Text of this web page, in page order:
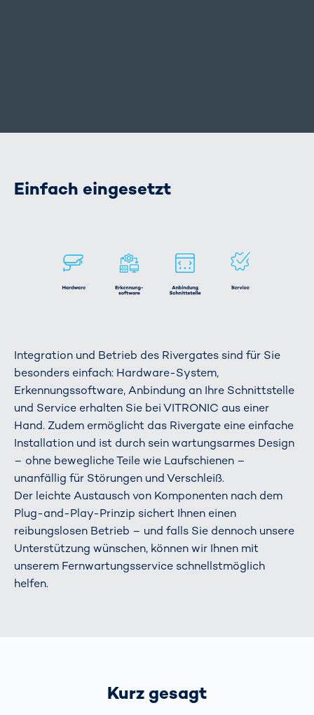
Einfach eingesetzt
Integration und Betrieb des Rivergates sind für Sie
besonders einfach: Hardware-System,
Erkennungssoftware, Anbindung an Ihre Schnittstelle
und Service erhalten Sie bei VITRONIC aus einer
Hand. Zudem ermöglicht das Rivergate eine einfache
Installation und ist durch sein wartungsarmes Design
– ohne bewegliche Teile wie Laufschienen –
unanfällig für Störungen und Verschleiß.
Der leichte Austausch von Komponenten nach dem
Plug-and-Play-Prinzip sichert Ihnen einen
reibungslosen Betrieb – und falls Sie dennoch unsere
Unterstützung wünschen, können wir Ihnen mit
unserem Fernwartungsservice schnellstmöglich
helfen.
Kurz gesagt